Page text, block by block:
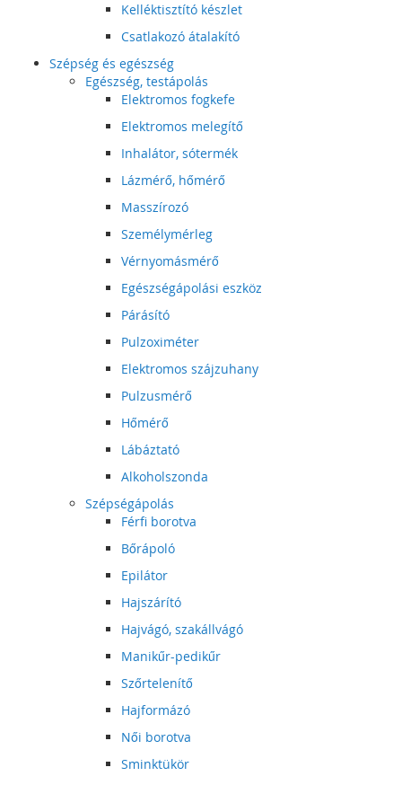
Kelléktisztító készlet
Csatlakozó átalakító
Szépség és egészség
Egészség, testápolás
Elektromos fogkefe
Elektromos melegítő
Inhalátor, sótermék
Lázmérő, hőmérő
Masszírozó
Személymérleg
Vérnyomásmérő
Egészségápolási eszköz
Párásító
Pulzoximéter
Elektromos szájzuhany
Pulzusmérő
Hőmérő
Lábáztató
Alkoholszonda
Szépségápolás
Férfi borotva
Bőrápoló
Epilátor
Hajszárító
Hajvágó, szakállvágó
Manikűr-pedikűr
Szőrtelenítő
Hajformázó
Női borotva
Sminktükör